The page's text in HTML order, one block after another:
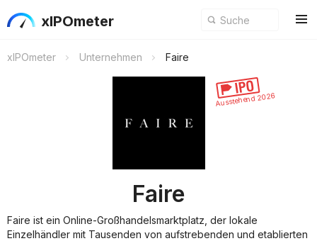
xIPOmeter
xIPOmeter Unternehmen Faire
Ausstehend 2026
Faire
Faire ist ein Online-Großhandelsmarktplatz, der lokale
Einzelhändler mit Tausenden von aufstrebenden und etablierten